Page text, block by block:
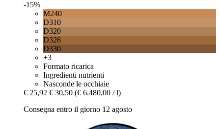
-15%
M240
D310
D320
D326
D330
+3
Formato ricarica
Ingredienti nutrienti
Nasconde le occhiaie
€ 25,92 € 30,50 (€ 6.480,00 / l)
Consegna entro il giorno 12 agosto